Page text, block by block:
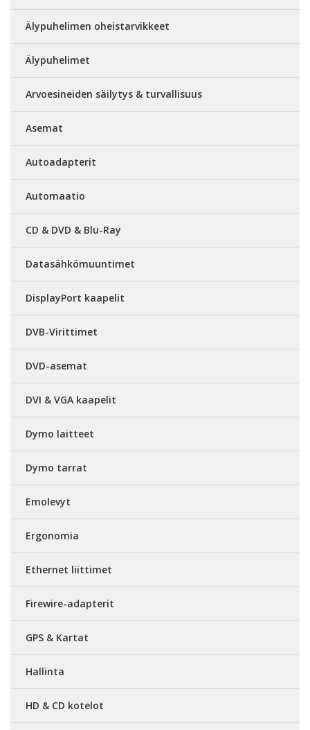
Älypuhelimen oheistarvikkeet
Älypuhelimet
Arvoesineiden säilytys & turvallisuus
Asemat
Autoadapterit
Automaatio
CD & DVD & Blu-Ray
Datasähkömuuntimet
DisplayPort kaapelit
DVB-Virittimet
DVD-asemat
DVI & VGA kaapelit
Dymo laitteet
Dymo tarrat
Emolevyt
Ergonomia
Ethernet liittimet
Firewire-adapterit
GPS & Kartat
Hallinta
HD & CD kotelot